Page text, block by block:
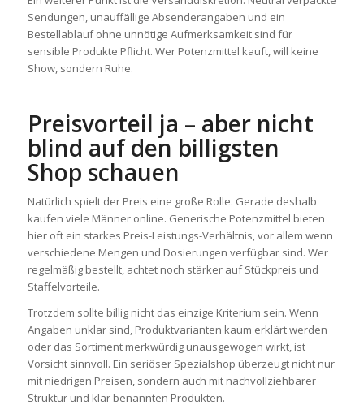
Sendungen, unauffällige Absenderangaben und ein
Bestellablauf ohne unnötige Aufmerksamkeit sind für
sensible Produkte Pflicht. Wer Potenzmittel kauft, will keine
Show, sondern Ruhe.
Preisvorteil ja – aber nicht
blind auf den billigsten
Shop schauen
Natürlich spielt der Preis eine große Rolle. Gerade deshalb
kaufen viele Männer online. Generische Potenzmittel bieten
hier oft ein starkes Preis-Leistungs-Verhältnis, vor allem wenn
verschiedene Mengen und Dosierungen verfügbar sind. Wer
regelmäßig bestellt, achtet noch stärker auf Stückpreis und
Staffelvorteile.
Trotzdem sollte billig nicht das einzige Kriterium sein. Wenn
Angaben unklar sind, Produktvarianten kaum erklärt werden
oder das Sortiment merkwürdig unausgewogen wirkt, ist
Vorsicht sinnvoll. Ein seriöser Spezialshop überzeugt nicht nur
mit niedrigen Preisen, sondern auch mit nachvollziehbarer
Struktur und klar benannten Produkten.